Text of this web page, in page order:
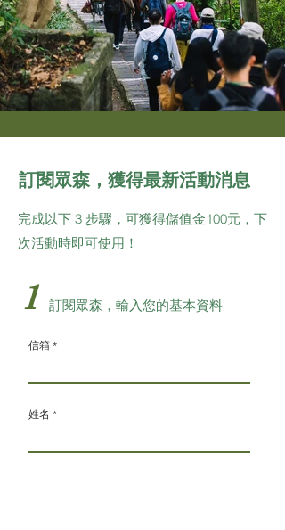
​訂閱眾森，獲得最新活動消息
完成以下 3 步驟，可獲得儲值金100元，下
次活動時即可使用！
訂閱眾森，輸入您的基本資料
1
信箱
姓名